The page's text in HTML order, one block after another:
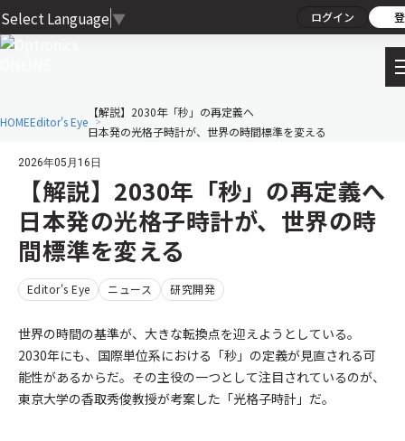
Select Language ▼ ログイン
HOMEEditor's Eye
【解説】2030年「秒」の再定義へ
日本発の光格子時計が、世界の時間標準を変える
2026年05月16日
【解説】2030年「秒」の再定義へ
日本発の光格子時計が、世界の時
間標準を変える
Editor's Eye ニュース 研究開発
世界の時間の基準が、大きな転換点を迎えようとしている。
2030年にも、国際単位系における「秒」の定義が見直される可
能性があるからだ。その主役の一つとして注目されているのが、
東京大学の香取秀俊教授が考案した「光格子時計」だ。